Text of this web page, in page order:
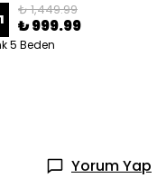
₺ 1,449.99
₺ 999.99
5 Beden
Yorum Yap